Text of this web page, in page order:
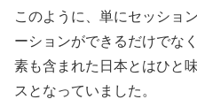
このように、単にセッショ
ーションができるだけでな
素も含まれた日本とはひと
スとなっていました。